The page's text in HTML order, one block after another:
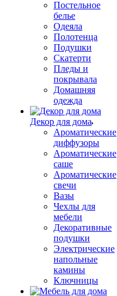
Постельное
белье
Одеяла
Полотенца
Подушки
Скатерти
Пледы и
покрывала
Домашняя
одежда
Декор для дома
Ароматические
диффузоры
Ароматические
саше
Ароматические
свечи
Вазы
Чехлы для
мебели
Декоративные
подушки
Электрические
напольные
камины
Ключницы